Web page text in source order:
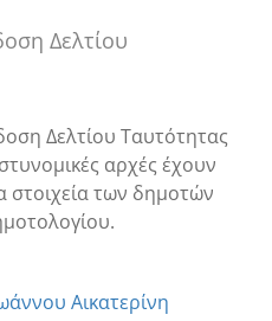
Δελτίου
Δελτίου Ταυτότητας
αρχές έχουν
στοιχεία των δημοτών
Αικατερίνη